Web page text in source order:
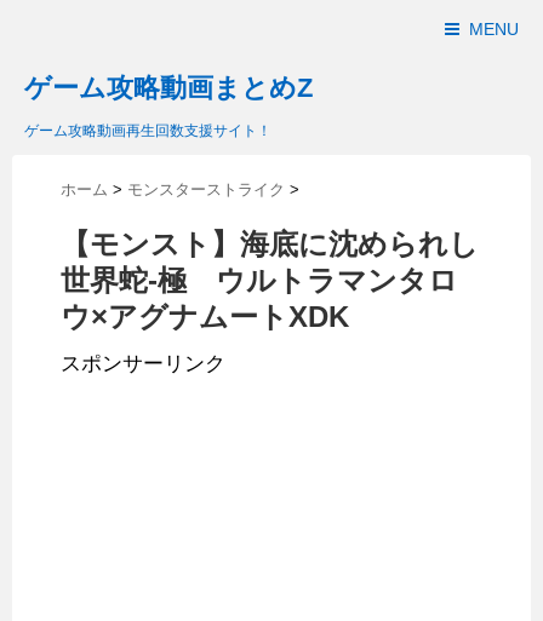
MENU
ゲーム攻略動画まとめZ
ゲーム攻略動画再生回数支援サイト！
ホーム > モンスターストライク >
【モンスト】海底に沈められし
世界蛇-極 ウルトラマンタロ
ウ×アグナムートXDK
スポンサーリンク